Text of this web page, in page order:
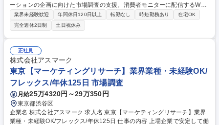
ーションの企画に向けた市場調査の支援。消費者モニターに配信するWeb
アンケートの文面修正～アンケート結果の納品までをご担当いただきま
す。※2～3ヶ月の研修あり。知識を基礎から学べます。 【具体業務】大
手メーカーや大手広告代理店をはじめとしたクライアントが、何のために
リサーチをするかを理解し、目的に沿って、回答しやすいアンケート文面
への修正・データ回収、チェック・納品までを柔軟にご対応いただきま
す。＜仕事の流れ／例＞▼リサーチ目的のすり合わせ▼アンケート画面修
正▼アンケート配信▼データ回収☆5～15案件を並行して担当。顧客との
フロントに立ち裁量持って仕事を進められます！ 募集職種 長岡【マーケ
ティングネットリサーチ】第二新卒歓迎★/業界業種・未経験OK！
業界未経験歓迎 年間休日120日以上 転勤なし 時短勤務あり
在宅OK
完全週休2日制
土日祝休み
正社員
株式会社アスマーク
東京【マーケティングリサーチ】業界業種・未経験OK/
フレックス/年休125日 市場調査
月給25万4320円～29万350円
東京都渋谷区
企業名 株式会社アスマーク 求人名 東京【マーケティングリサーチ】業界
業種・未経験OK/フレックス/年休125日 仕事の内容 上場企業で安定して働